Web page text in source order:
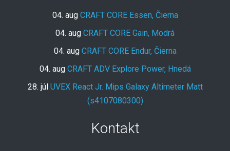
04. aug CRAFT CORE Essen, Čierna
04. aug CRAFT CORE Gain, Modrá
04. aug CRAFT CORE Endur, Čierna
04. aug CRAFT ADV Explore Power, Hnedá
28. júl UVEX React Jr. Mips Galaxy Altimeter Matt
(s4107080300)
Kontakt